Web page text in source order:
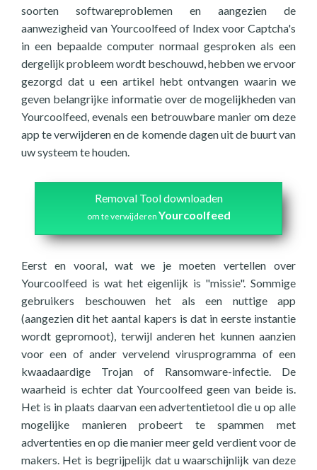
soorten softwareproblemen en aangezien de
aanwezigheid van Yourcoolfeed of Index voor Captcha's
in een bepaalde computer normaal gesproken als een
dergelijk probleem wordt beschouwd, hebben we ervoor
gezorgd dat u een artikel hebt ontvangen waarin we
geven belangrijke informatie over de mogelijkheden van
Yourcoolfeed, evenals een betrouwbare manier om deze
app te verwijderen en de komende dagen uit de buurt van
uw systeem te houden.
Removal Tool downloaden
om te verwijderen Yourcoolfeed
Eerst en vooral, wat we je moeten vertellen over
Yourcoolfeed is wat het eigenlijk is "missie". Sommige
gebruikers beschouwen het als een nuttige app
(aangezien dit het aantal kapers is dat in eerste instantie
wordt gepromoot), terwijl anderen het kunnen aanzien
voor een of ander vervelend virusprogramma of een
kwaadaardige Trojan of Ransomware-infectie. De
waarheid is echter dat Yourcoolfeed geen van beide is.
Het is in plaats daarvan een advertentietool die u op alle
mogelijke manieren probeert te spammen met
advertenties en op die manier meer geld verdient voor de
makers. Het is begrijpelijk dat u waarschijnlijk van deze